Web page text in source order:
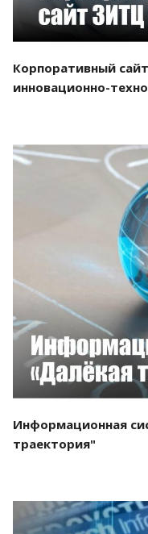
Корпоративный
инновационно-
Информационная
траектория"